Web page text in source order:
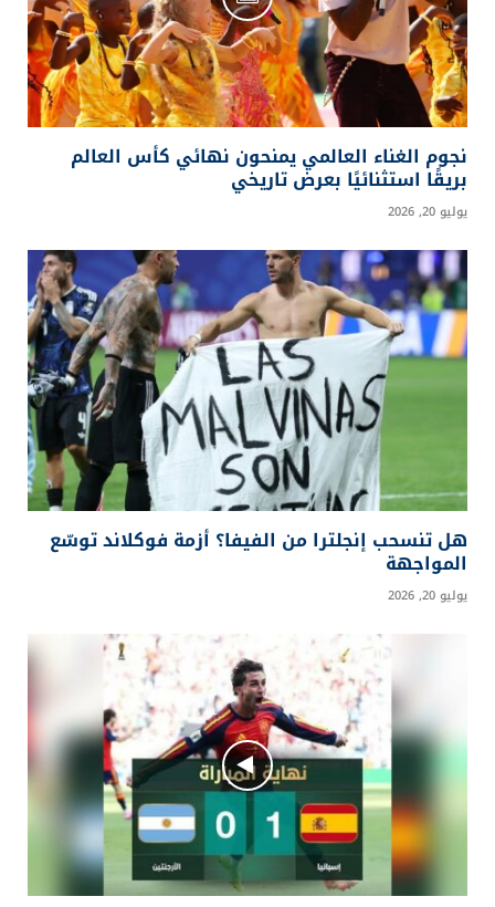
نجوم الغناء العالمي يمنحون نهائي كأس العالم
بريقًا استثنائيًا بعرض تاريخي
يوليو 20, 2026
هل تنسحب إنجلترا من الفيفا؟ أزمة فوكلاند توسّع
المواجهة
يوليو 20, 2026